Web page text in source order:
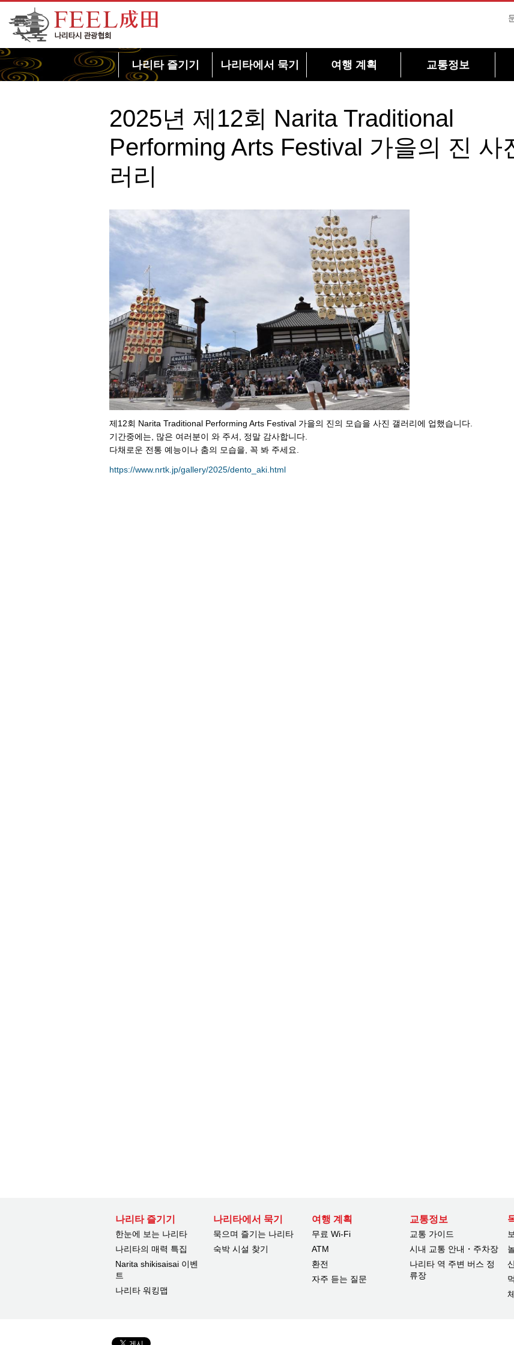
FEEL 나리타 나리타시 관광협회
나리타 즐기기 나리타에서 묵기 여행 계획 교통정보
2025년 제12회 Narita Traditional
Performing Arts Festival 가을의 진 사
러리
제12회 Narita Traditional Performing Arts Festival 가을의 진의 모습을 사진 갤러리에 업했습니다.
기간중에는, 많은 여러분이 와 주셔, 정말 감사합니다.
다채로운 전통 예능이나 춤의 모습을, 꼭 봐 주세요.
https://www.nrtk.jp/gallery/2025/dento_aki.html
나리타 즐기기
한눈에 보는 나리타
나리타의 매력 특집
Narita shikisaisai 이벤
트
나리타 워킹맵
나리타에서 묵기
묵으며 즐기는 나리타
숙박 시설 찾기
여행 계획
무료 Wi-Fi
ATM
환전
자주 듣는 질문
교통정보
교통 가이드
시내 교통 안내・주차장
나리타 역 주변 버스 정
류장